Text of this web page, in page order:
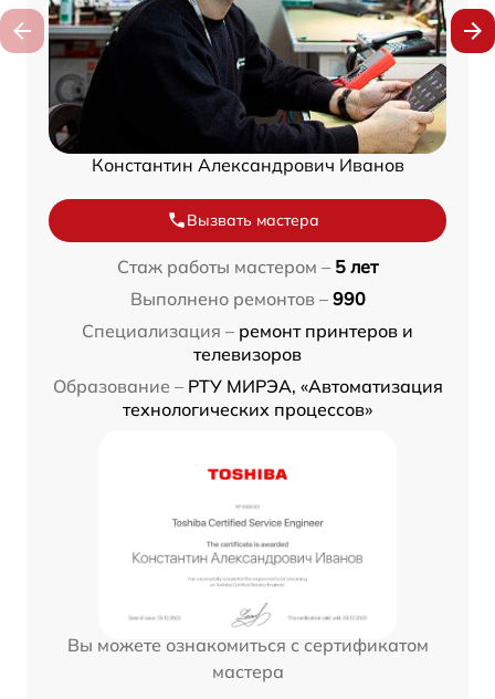
Константин Александрович Иванов
Вызвать мастера
Стаж работы мастером – 5 лет
Выполнено ремонтов – 990
Специализация – ремонт принтеров и
телевизоров
Образование – РТУ МИРЭА, «Автоматизация
технологических процессов»
Вы можете ознакомиться с сертификатом
мастера